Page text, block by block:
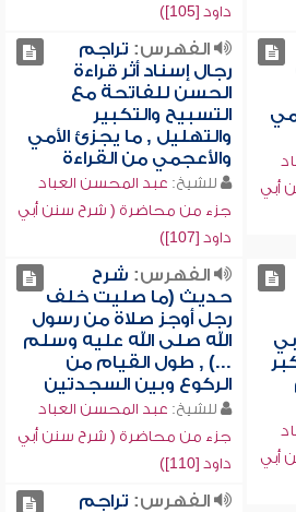
داود [105])
أبي
الفهرس: تراجم
رجال إسناد أثر قراءة
الحسن للفاتحة مع
التسبيح والتكبير
والتهليل , ما يجزئ الأمي
والأعجمي من القراءة
للشيخ: عبد المحسن العباد
جزء من محاضرة ( شرح سنن أبي
داود [107])
أبي
الفهرس: شرح
حديث (ما صليت خلف
رجل أوجز صلاة من رسول
الله صلى الله عليه وسلم
...) , طول القيام من
الركوع وبين السجدتين
للشيخ: عبد المحسن العباد
جزء من محاضرة ( شرح سنن أبي
داود [110])
الفهرس: تراجم